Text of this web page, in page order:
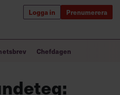
Logga in Prenumerera
världen
Chefdagen